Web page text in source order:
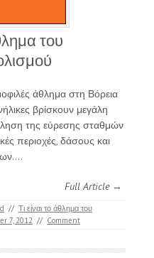
του
άθλημα στη Βόρεια
βρίσκουν μεγάλη
της εύρεσης σταθμών
περιοχές, δάσους και
Full Article →
// Τι είναι το άθλημα του
7, 2012 // Comment